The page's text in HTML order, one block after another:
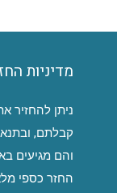
מדיניות
ניתן להחזיר
קבלתם,
והם מגיעים
החזר כספי